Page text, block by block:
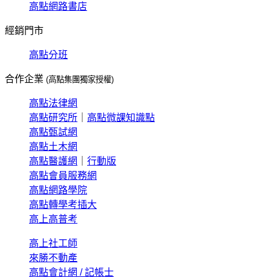
高點網路書店
經銷門市
高點分班
合作企業 (高點集團獨家授權)
高點法律網
高點研究所
高點微課知識點
高點甄試網
高點土木網
高點醫護網
行動版
高點會員服務網
高點網路學院
高點轉學考插大
高上高普考
高上社工師
來勝不動產
高點會計網 / 記帳士